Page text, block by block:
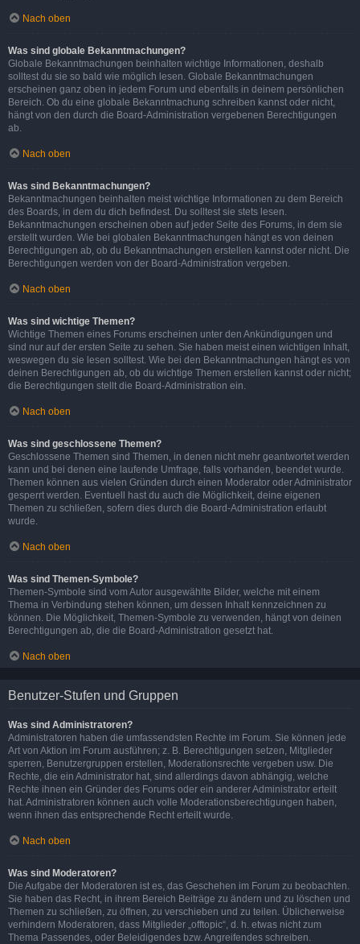
Nach oben
Was sind globale Bekanntmachungen?
Globale Bekanntmachungen beinhalten wichtige Informationen, deshalb
solltest du sie so bald wie möglich lesen. Globale Bekanntmachungen
erscheinen ganz oben in jedem Forum und ebenfalls in deinem persönlichen
Bereich. Ob du eine globale Bekanntmachung schreiben kannst oder nicht,
hängt von den durch die Board-Administration vergebenen Berechtigungen
ab.
Nach oben
Was sind Bekanntmachungen?
Bekanntmachungen beinhalten meist wichtige Informationen zu dem Bereich
des Boards, in dem du dich befindest. Du solltest sie stets lesen.
Bekanntmachungen erscheinen oben auf jeder Seite des Forums, in dem sie
erstellt wurden. Wie bei globalen Bekanntmachungen hängt es von deinen
Berechtigungen ab, ob du Bekanntmachungen erstellen kannst oder nicht. Die
Berechtigungen werden von der Board-Administration vergeben.
Nach oben
Was sind wichtige Themen?
Wichtige Themen eines Forums erscheinen unter den Ankündigungen und
sind nur auf der ersten Seite zu sehen. Sie haben meist einen wichtigen Inhalt,
weswegen du sie lesen solltest. Wie bei den Bekanntmachungen hängt es von
deinen Berechtigungen ab, ob du wichtige Themen erstellen kannst oder nicht;
die Berechtigungen stellt die Board-Administration ein.
Nach oben
Was sind geschlossene Themen?
Geschlossene Themen sind Themen, in denen nicht mehr geantwortet werden
kann und bei denen eine laufende Umfrage, falls vorhanden, beendet wurde.
Themen können aus vielen Gründen durch einen Moderator oder Administrator
gesperrt werden. Eventuell hast du auch die Möglichkeit, deine eigenen
Themen zu schließen, sofern dies durch die Board-Administration erlaubt
wurde.
Nach oben
Was sind Themen-Symbole?
Themen-Symbole sind vom Autor ausgewählte Bilder, welche mit einem
Thema in Verbindung stehen können, um dessen Inhalt kennzeichnen zu
können. Die Möglichkeit, Themen-Symbole zu verwenden, hängt von deinen
Berechtigungen ab, die die Board-Administration gesetzt hat.
Nach oben
Benutzer-Stufen und Gruppen
Was sind Administratoren?
Administratoren haben die umfassendsten Rechte im Forum. Sie können jede
Art von Aktion im Forum ausführen; z. B. Berechtigungen setzen, Mitglieder
sperren, Benutzergruppen erstellen, Moderationsrechte vergeben usw. Die
Rechte, die ein Administrator hat, sind allerdings davon abhängig, welche
Rechte ihnen ein Gründer des Forums oder ein anderer Administrator erteilt
hat. Administratoren können auch volle Moderationsberechtigungen haben,
wenn ihnen das entsprechende Recht erteilt wurde.
Nach oben
Was sind Moderatoren?
Die Aufgabe der Moderatoren ist es, das Geschehen im Forum zu beobachten.
Sie haben das Recht, in ihrem Bereich Beiträge zu ändern und zu löschen und
Themen zu schließen, zu öffnen, zu verschieben und zu teilen. Üblicherweise
verhindern Moderatoren, dass Mitglieder „offtopic“, d. h. etwas nicht zum
Thema Passendes, oder Beleidigendes bzw. Angreifendes schreiben.